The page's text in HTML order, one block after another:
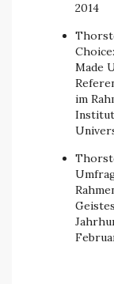
2014
Made
im